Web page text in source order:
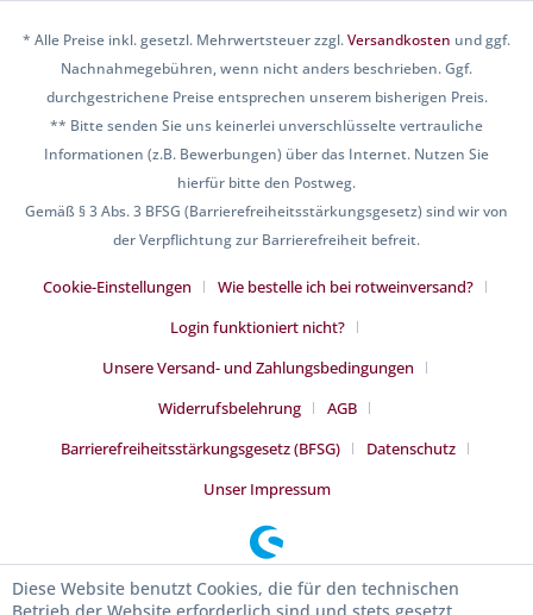
* Alle Preise inkl. gesetzl. Mehrwertsteuer zzgl.Versandkosten und ggf.
Nachnahmegebühren, wenn nicht anders beschrieben. Ggf.
durchgestrichene Preise entsprechen unserem bisherigen Preis.
** Bitte senden Sie uns keinerlei unverschlüsselte vertrauliche
Informationen (z.B. Bewerbungen) über das Internet. Nutzen Sie
hierfür bitte den Postweg.
Gemäß § 3 Abs. 3 BFSG (Barrierefreiheitsstärkungsgesetz) sind wir von
der Verpflichtung zur Barrierefreiheit befreit.
Cookie-Einstellungen
Wie bestelle ich bei rotweinversand?
Login funktioniert nicht?
Unsere Versand- und Zahlungsbedingungen
Widerrufsbelehrung
AGB
Barrierefreiheitsstärkungsgesetz (BFSG)
Datenschutz
Unser Impressum
Diese Website benutzt Cookies, die für den technischen